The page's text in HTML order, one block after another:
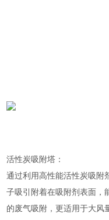
活性炭吸附塔：
通过利用高性能活性炭吸附
子吸引附着在吸附剂表面，
的废气吸附，更适用于大风